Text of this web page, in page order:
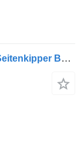
GINAF X 3335 410 6x6 HMF 1643Z2 3 Seitenkipper Bordmatic!